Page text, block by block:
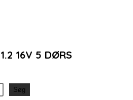
16V 5 DØRS
Søg